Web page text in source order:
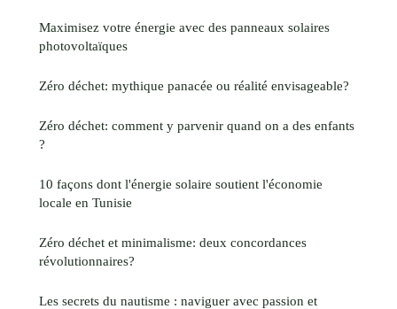
Maximisez votre énergie avec des panneaux solaires
photovoltaïques
Zéro déchet: mythique panacée ou réalité envisageable?
Zéro déchet: comment y parvenir quand on a des enfants
?
10 façons dont l'énergie solaire soutient l'économie
locale en Tunisie
Zéro déchet et minimalisme: deux concordances
révolutionnaires?
Les secrets du nautisme : naviguer avec passion et